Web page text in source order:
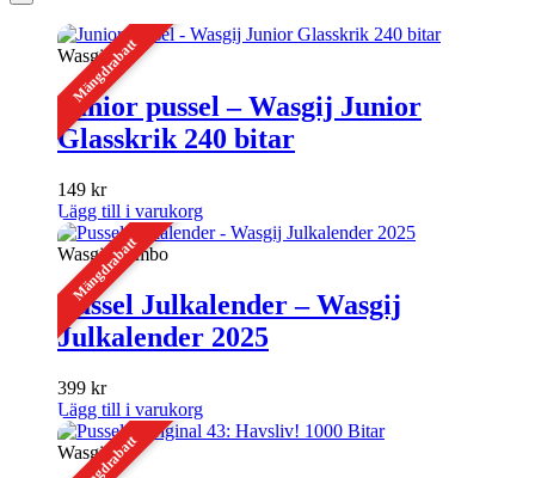
Mängdrabatt
Wasgij
Junior pussel – Wasgij Junior
Glasskrik 240 bitar
149 kr
Lägg till i varukorg
Mängdrabatt
Wasgij, Jumbo
Pussel Julkalender – Wasgij
Julkalender 2025
399 kr
Lägg till i varukorg
Wasgij